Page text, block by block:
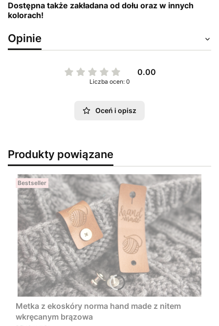
Dostępna także zakładana od dołu oraz w innych
kolorach!
Opinie
0.00
Liczba ocen: 0
Oceń i opisz
Produkty powiązane
Bestseller
Metka z ekoskóry norma hand made z nitem
wkręcanym brązowa